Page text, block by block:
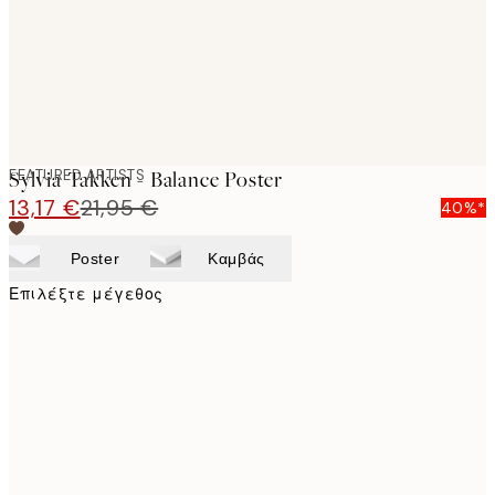
FEATURED ARTISTS
Sylvia Takken - Balance Poster
13,17 €21,95 € 40%*
Poster Καμβάς
Επιλέξτε μέγεθος